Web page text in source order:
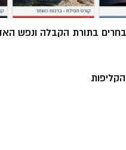
נבחרים בתורת הקבלה ונפש